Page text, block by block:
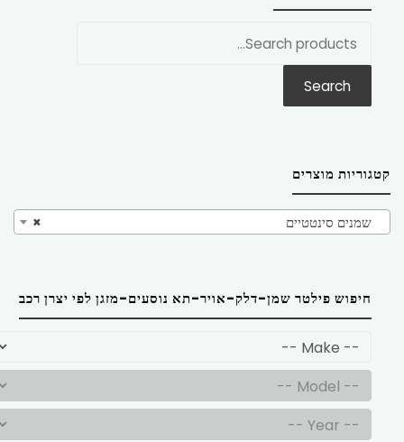
Search
קטגוריות מוצרים
× שמנים סינטטיים
חיפוש פילטר שמן-דלק-אויר-תא נוסעים-מזגן לפי יצרן רכב